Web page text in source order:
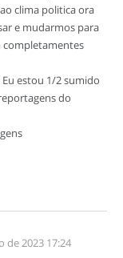
clima politica ora
e mudarmos para
completamentes
estou 1/2 sumido
do
de 2023 17:24